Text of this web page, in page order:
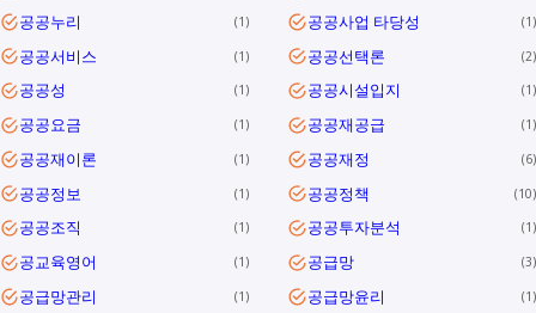
공공누리 1 공공사업 타당성 1
공공서비스 1 공공선택론 2
공공성 1 공공시설입지 1
공공요금 1 공공재공급 1
공공재이론 1 공공재정 6
공공정보 1 공공정책 10
공공조직 1 공공투자분석 1
공교육영어 1 공급망 3
공급망관리 1 공급망윤리 1